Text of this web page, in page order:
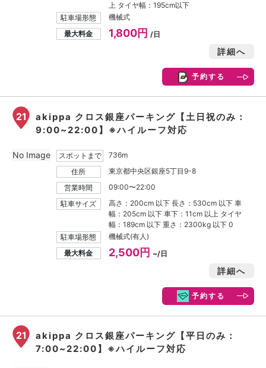
上 タイヤ幅：195cm以下
駐車場形態
機械式
最大料金
1,800円/日
詳細へ
予約する
21
akippa クロス銀座パーキング【土日祝のみ：
9:00~22:00】※ハイルーフ対応
スポットまで
736m
住所
東京都中央区銀座5丁目9-8
営業時間
09:00〜22:00
駐車サイズ
高さ：200cm 以下 長さ：530cm 以下 車
幅：205cm 以下 車下：11cm 以上 タイヤ
幅：189cm 以下 重さ：2300kg 以下 0
駐車場形態
機械式(有人)
最大料金
2,500円 ~/日
詳細へ
予約する
No Image
21
akippa クロス銀座パーキング【平日のみ：
7:00~22:00】※ハイルーフ対応